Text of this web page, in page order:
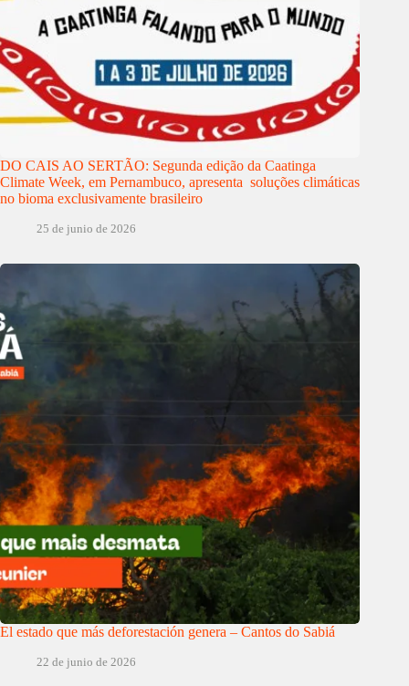
DO CAIS AO SERTÃO: Segunda edição da Caatinga
Climate Week, em Pernambuco, apresenta soluções climáticas
no bioma exclusivamente brasileiro
25 de junio de 2026
El estado que más deforestación genera – Cantos do Sabiá
22 de junio de 2026